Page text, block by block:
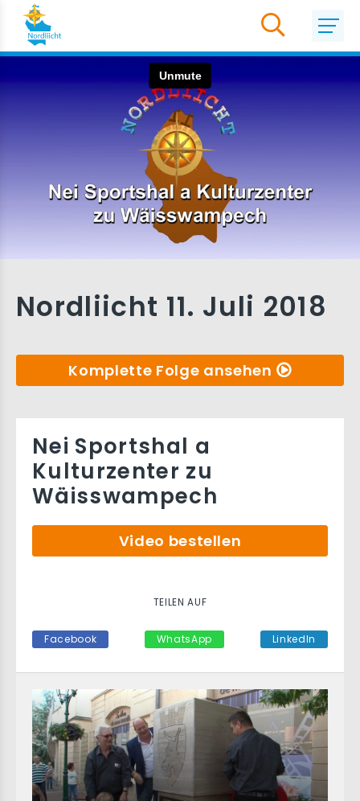
Nordliicht 11. Juli 2018
Komplette Folge ansehen
Nei Sportshal a
Kulturzenter zu
Wäisswampech
Video bestellen
TEILEN AUF
Facebook WhatsApp LinkedIn